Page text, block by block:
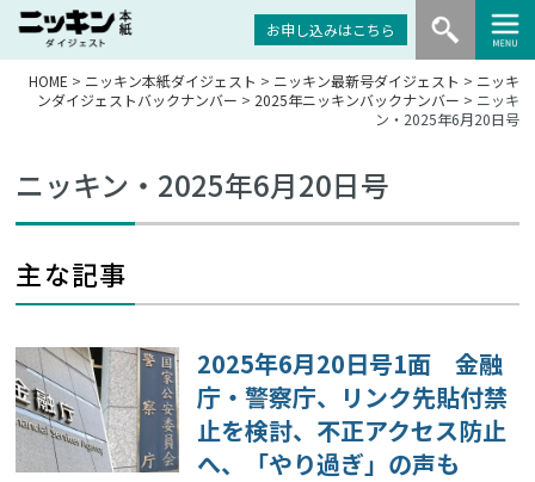
お申し込みはこちら
HOME > ニッキン本紙ダイジェスト > ニッキン最新号ダイジェスト > ニッキ
ンダイジェストバックナンバー > 2025年ニッキンバックナンバー > ニッキ
ン・2025年6月20日号
ニッキン・2025年6月20日号
主な記事
2025年6月20日号1面 金融
庁・警察庁、リンク先貼付禁
止を検討、不正アクセス防止
へ、「やり過ぎ」の声も